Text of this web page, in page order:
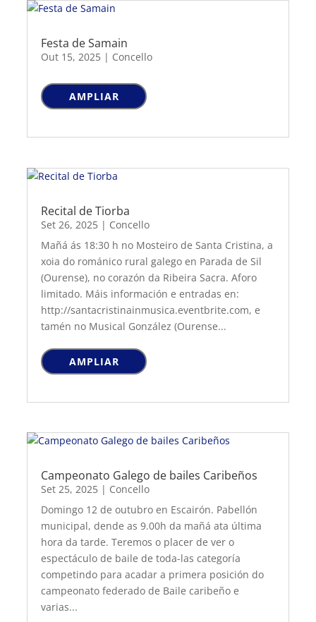
Festa de Samain
Out 15, 2025 | Concello
AMPLIAR
Recital de Tiorba
Set 26, 2025 | Concello
Mañá ás 18:30 h no Mosteiro de Santa Cristina, a
xoia do románico rural galego en Parada de Sil
(Ourense), no corazón da Ribeira Sacra. Aforo
limitado. Máis información e entradas en:
http://santacristinainmusica.eventbrite.com, e
tamén no Musical González (Ourense...
AMPLIAR
Campeonato Galego de bailes Caribeños
Set 25, 2025 | Concello
Domingo 12 de outubro en Escairón. Pabellón
municipal, dende as 9.00h da mañá ata última
hora da tarde. Teremos o placer de ver o
espectáculo de baile de toda-las categoría
competindo para acadar a primera posición do
campeonato federado de Baile caribeño e
varias...